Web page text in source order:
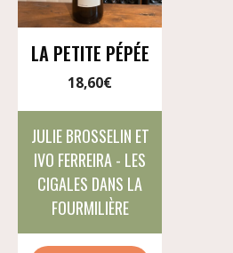
LA PETITE PÉPÉE
18,60€
JULIE BROSSELIN ET
IVO FERREIRA - LES
CIGALES DANS LA
FOURMILIÈRE